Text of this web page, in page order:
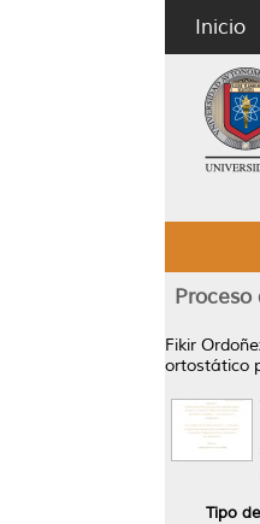
Inicio
Fikir
ortostático
Tipo